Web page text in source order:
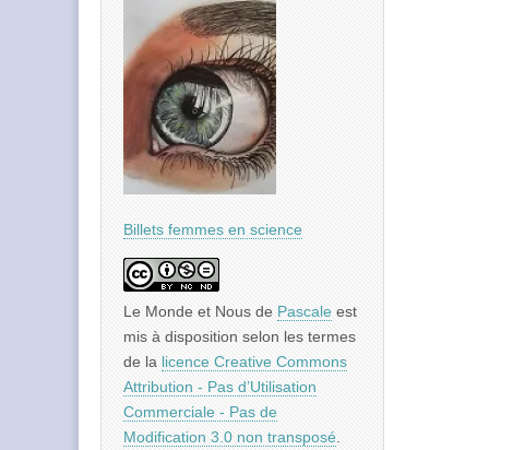
Billets femmes en science
Le Monde et Nous de Pascale est
mis à disposition selon les termes
de la licence Creative Commons
Attribution - Pas d’Utilisation
Commerciale - Pas de
Modification 3.0 non transposé.